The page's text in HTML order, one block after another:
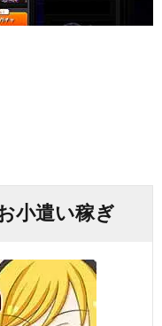
小遣い稼ぎ